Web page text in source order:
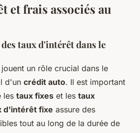
et frais associés au
taux d'intérêt dans le
jouent un rôle crucial dans le
d'un crédit auto. Il est important
les taux fixes et les taux
d'intérêt fixe assure des
tout au long de la durée de